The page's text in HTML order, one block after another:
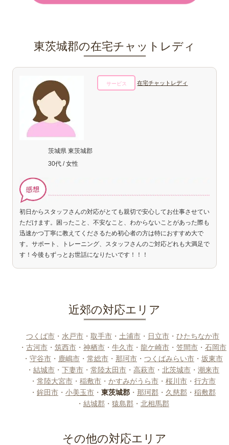
東茨城郡の在宅チャットレディ
茨城県 東茨城郡
30代 / 女性
サービス 在宅チャットレディ
初日からスタッフさんの対応がとても親切で安心してお仕事させてい
ただけます。困ったこと、不安なこと、わからないことがあった際も
迅速かつ丁寧に教えてくださるため初心者の方は特におすすめ大で
す。サポート、トレーニング、スタッフさんのご対応どれも大満足で
す！今後もずっとお世話になりたいです！！！
近郊の対応エリア
つくば市 ・ 水戸市 ・ 取手市 ・ 土浦市 ・ 日立市 ・ ひたちなか市
・ 古河市 ・ 筑西市 ・ 神栖市 ・ 牛久市 ・ 龍ケ崎市 ・ 笠間市 ・ 石岡市
・ 守谷市 ・ 鹿嶋市 ・ 常総市 ・ 那珂市 ・ つくばみらい市 ・ 坂東市
・ 結城市 ・ 下妻市 ・ 常陸太田市 ・ 高萩市 ・ 北茨城市 ・ 潮来市
・ 常陸大宮市 ・ 稲敷市 ・ かすみがうら市 ・ 桜川市 ・ 行方市
・ 鉾田市 ・ 小美玉市 ・ 東茨城郡 ・ 那珂郡 ・ 久慈郡 ・ 稲敷郡
・ 結城郡 ・ 猿島郡 ・ 北相馬郡
その他の対応エリア